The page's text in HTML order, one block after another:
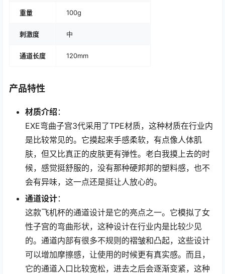
重量 100g
刺激度 中
通道长度 120mm
产品特性
材质介绍 ：
EXE弯曲子宫3代采用了TPE材质，这种材质在行业内
是比较常见的。它摸起来手感柔软，有点像人体肌
肤，但又比真正的皮肤更有弹性。老白我摸上去的时
候，感觉挺舒服的，没有那种硬邦邦的塑料感，也不
会有异味，这一点还是挺让人放心的。
通道设计：
这款飞机杯的通道设计是它的亮点之一。它模拟了女
性子宫的弯曲形状，这种设计在行业内是比较少见
的。通道内部有很多不规则的褶皱和凸起，这些设计
可以增加摩擦感，让使用的时候更有真实感。而且，
它的通道入口比较宽松，进去之后会逐渐变紧，这种